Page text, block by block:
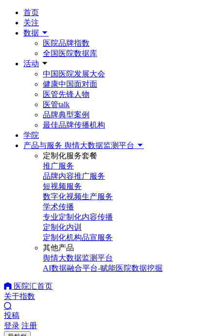
首页
关注
数据
医院品牌指数
全国医院数据库
活动
中国医院发展大会
健康中国面对面
医管先锋人物
医管talk
品牌典型案例
最佳品牌传播机构
学院
产品与服务 舆情大数据监测平台
定制化服务套餐
推广服务
品牌内容推广服务
短视频服务
数字化视频生产服务
学术传播
专业定制化内容传播
定制化内训
定制化机构品宣服务
其他产品
舆情大数据监测平台
AI数据融合平台-赋能医院数据挖掘
医院汇首页
关于指数
投稿
登录 注册